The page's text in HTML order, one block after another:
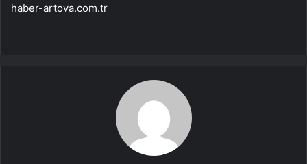
haber-artova.com.tr